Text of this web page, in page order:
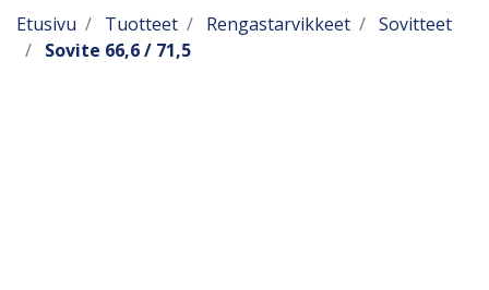
Etusivu Tuotteet Rengastarvikkeet
Sovitteet
Sovite 66,6 / 71,5